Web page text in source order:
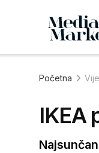
Početna
IKEA